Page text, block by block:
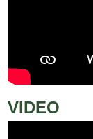
VIDEO